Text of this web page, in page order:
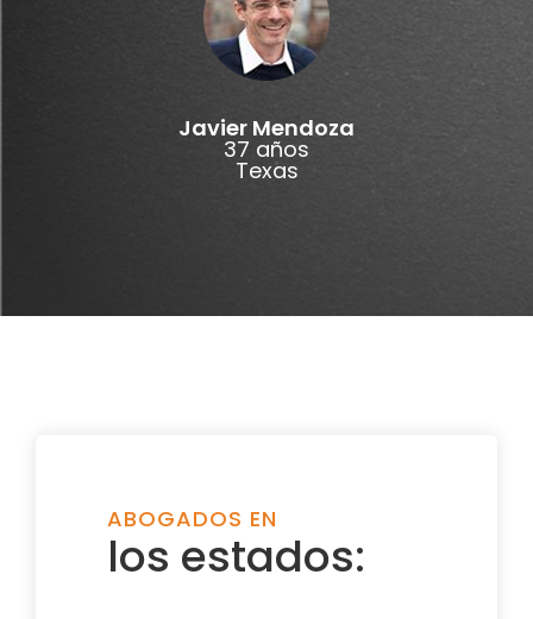
Javier Mendoza
37 años
Texas
ABOGADOS EN
los estados: